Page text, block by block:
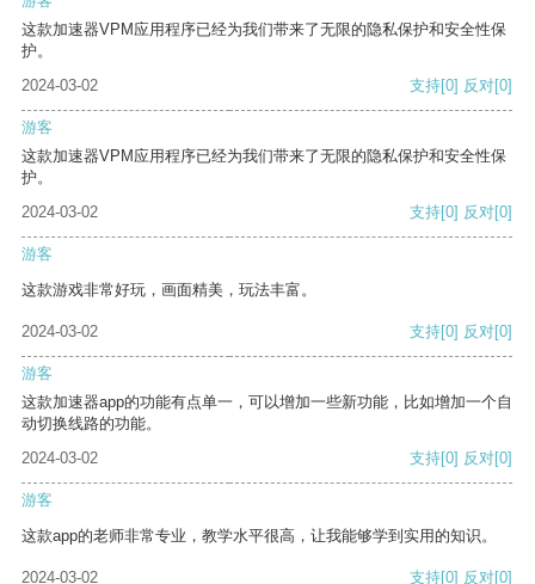
这款加速器VPM应用程序已经为我们带来了无限的隐私保护和安全性保
护。
2024-03-02
支持[0] 反对[0]
游客
这款加速器VPM应用程序已经为我们带来了无限的隐私保护和安全性保
护。
2024-03-02
支持[0] 反对[0]
游客
这款游戏非常好玩，画面精美，玩法丰富。
2024-03-02 支持[0] 反对[0]
游客
这款加速器app的功能有点单一，可以增加一些新功能，比如增加一个自
动切换线路的功能。
2024-03-02
支持[0] 反对[0]
游客
这款app的老师非常专业，教学水平很高，让我能够学到实用的知识。
2024-03-02 支持[0] 反对[0]